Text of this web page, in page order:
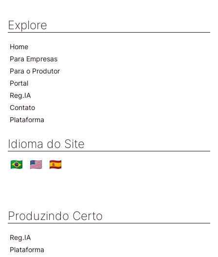
Explore
Home
Para Empresas
Para o Produtor
Portal
Reg.IA
Contato
Plataforma
Idioma do Site
Produzindo Certo
Reg.IA
Plataforma